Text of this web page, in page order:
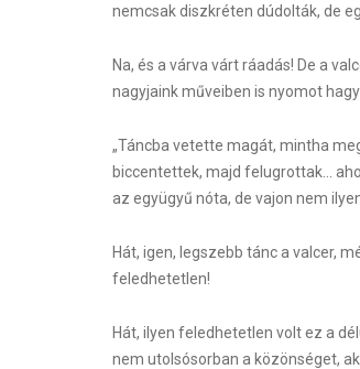
nemcsak diszkréten dúdolták, de
Na, és a várva várt ráadás! De a
nagyjaink műveiben is nyomot
„Táncba vetette magát, mintha
biccentettek, majd felugrottak…
az együgyű nóta, de vajon nem
Hát, igen, legszebb tánc a valcer,
feledhetetlen!
Hát, ilyen feledhetetlen volt ez a
nem utolsósorban a közönséget,